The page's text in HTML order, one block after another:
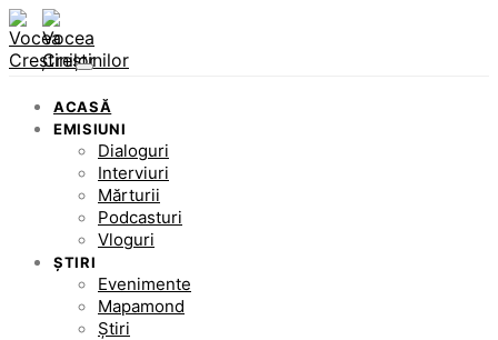
ACASĂ
EMISIUNI
Dialoguri
Interviuri
Mărturii
Podcasturi
Vloguri
ȘTIRI
Evenimente
Mapamond
Știri